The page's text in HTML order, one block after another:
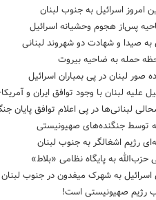
امروز اسرائیل به جنوب لبنان
پس‌از هجوم وحشیانه اسرائیل
به صیدا و شهادت دو شهروند لبنانی
حمله به ضاحیه بیروت
صور لبنان در پی بمباران اسرائیل
علیه لبنان با وجود توافق ایران و
لبنانی‌ها در پی اعلام توافق پایان
توسط جنگنده‌های صهیونیستی
رژیم اشغالگر به جنوب لبنان
به پایگاه نظامی «بلاط»
اسرائیل به شهرک میفدون در جنوب لبنان
رژیم صهیونیستی است!